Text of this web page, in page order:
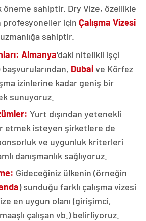
sahiptir. Dry Vize, özellikle
için Çalışma Vizesi
sahiptir.
Almanya'daki nitelikli işçi
başvurularından, Dubaive Körfez
izinlerine kadar geniş bir
sunuyoruz.
Yurt dışından yetenekli
etmek isteyen şirketlere de
ve uygunluk kriterleri
danışmanlık sağlıyoruz.
Gideceğiniz ülkenin (örneğin
) sunduğu farklı çalışma vizesi
en uygun olanı (girişimci,
çalışan vb.) belirliyoruz.